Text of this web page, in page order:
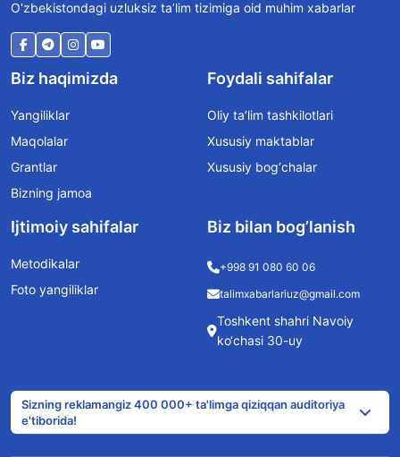
O‘zbekistondagi uzluksiz ta’lim tizimiga oid muhim xabarlar
Biz haqimizda
Yangiliklar
Maqolalar
Grantlar
Bizning jamoa
Foydali sahifalar
Oliy ta’lim tashkilotlari
Xususiy maktablar
Xususiy bog‘chalar
Ijtimoiy sahifalar
Metodikalar
Foto yangiliklar
Biz bilan bog’lanish
+998 91 080 60 06
talimxabarlariuz@gmail.com
Toshkent shahri Navoiy
ko‘chasi 30-uy
Sizning reklamangiz 400 000+ ta'limga qiziqqan auditoriya
e'tiborida!